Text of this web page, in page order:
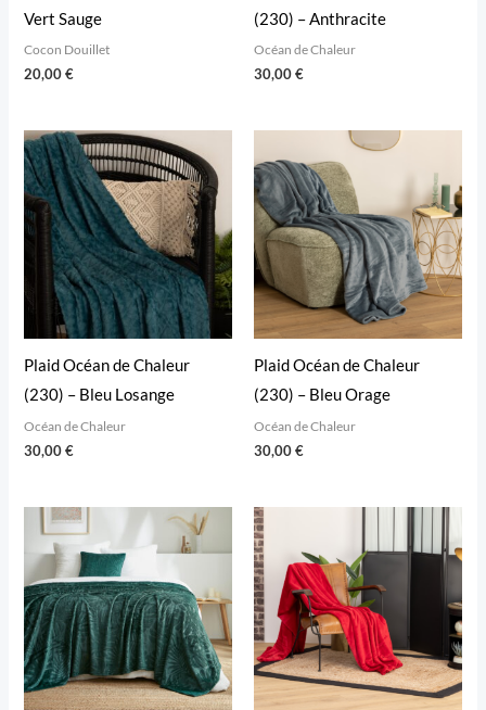
Vert Sauge
Cocon Douillet
20,00€
(230) – Anthracite
Océan de Chaleur
30,00€
Plaid Océan de Chaleur
(230) – Bleu Losange
Océan de Chaleur
30,00€
Plaid Océan de Chaleur
(230) – Bleu Orage
Océan de Chaleur
30,00€